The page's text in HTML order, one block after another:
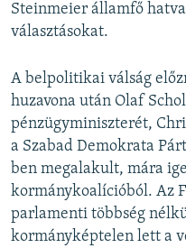
Steinmeier államfő
választásokat.
A belpolitikai válság
huzavona után Olaf
pénzügyminiszterét,
a Szabad Demokrata
ben megalakult, mára
kormánykoalícióból. Az
parlamenti többség
kormányképtelen lett a